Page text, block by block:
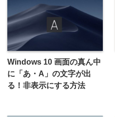
Windows 10 画面の真ん中
に「あ・A」の文字が出
る！非表示にする方法